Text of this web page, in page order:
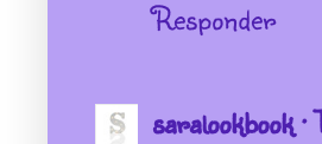
Responder
saralookbook